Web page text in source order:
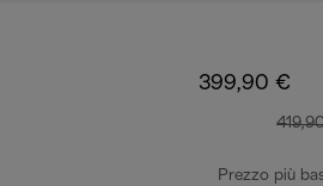
399,90 €
Prezzo più